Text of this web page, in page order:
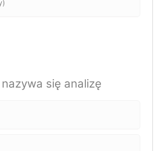
się analizę